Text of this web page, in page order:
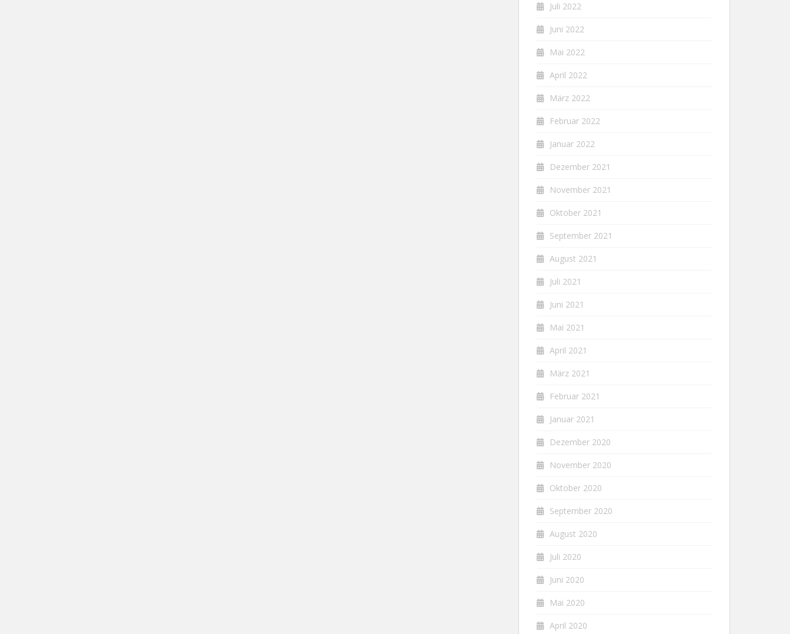
Juli 2022
Juni 2022
Mai 2022
April 2022
März 2022
Februar 2022
Januar 2022
Dezember 2021
November 2021
Oktober 2021
September 2021
August 2021
Juli 2021
Juni 2021
Mai 2021
April 2021
März 2021
Februar 2021
Januar 2021
Dezember 2020
November 2020
Oktober 2020
September 2020
August 2020
Juli 2020
Juni 2020
Mai 2020
April 2020